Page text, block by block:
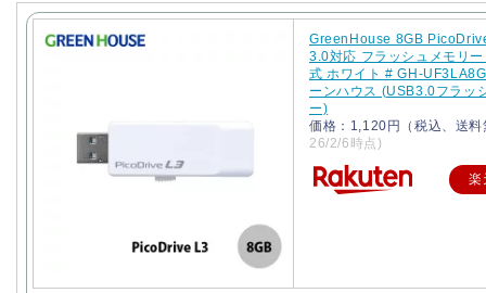
GreenHouse 8GB
3.0対応 フラッシュメモリ
式 ホワイト # GH-
ーンハウス (USB3.0フラッ
ー)
価格：1,120円（税込、送
26/2/6時点)
楽